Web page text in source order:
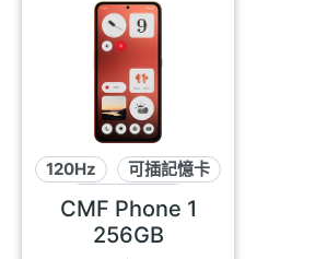
120Hz
可插記憶卡
可拆替換背蓋
CMF Phone 1
256GB